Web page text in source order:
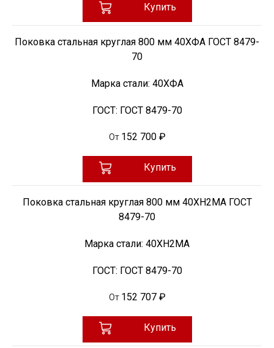
Купить
Поковка стальная круглая 800 мм 40ХФА ГОСТ 8479-
70
Марка стали: 40ХФА
ГОСТ: ГОСТ 8479-70
От 152 700 ₽
Купить
Поковка стальная круглая 800 мм 40ХН2МА ГОСТ
8479-70
Марка стали: 40ХН2МА
ГОСТ: ГОСТ 8479-70
От 152 707 ₽
Купить